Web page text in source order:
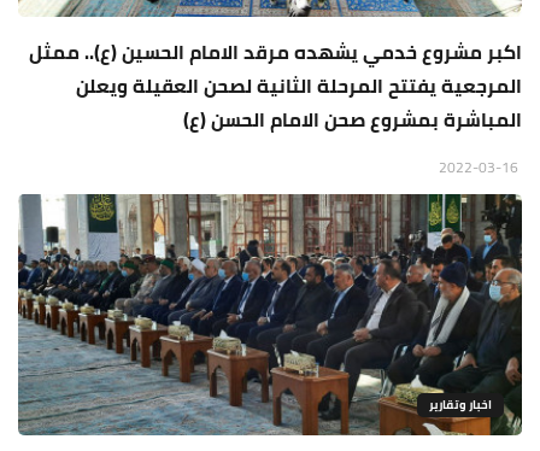
اكبر مشروع خدمي يشهده مرقد الامام الحسين (ع).. ممثل
المرجعية يفتتح المرحلة الثانية لصحن العقيلة ويعلن
المباشرة بمشروع صحن الامام الحسن (ع)
اخبار وتقارير